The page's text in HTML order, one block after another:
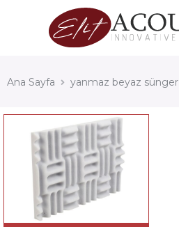
Ana Sayfa yanmaz beyaz sünger